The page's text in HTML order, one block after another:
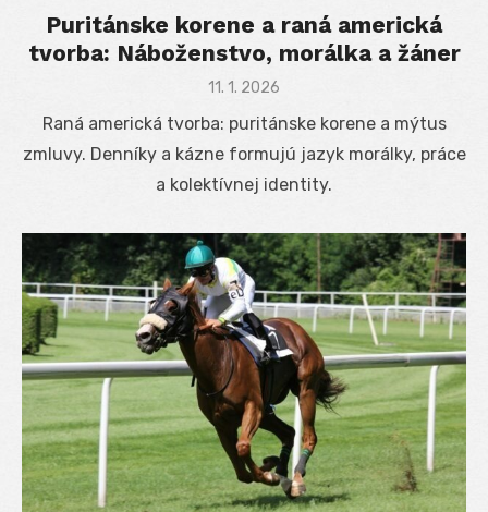
Puritánske korene a raná americká
tvorba: Náboženstvo, morálka a žáner
Posted
11. 1. 2026
Raná americká tvorba: puritánske korene a mýtus
zmluvy. Denníky a kázne formujú jazyk morálky, práce
a kolektívnej identity.